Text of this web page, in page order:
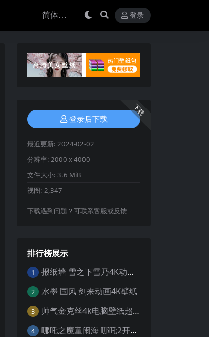
登录
下载
登录后下载
最近更新: 2024-02-02
分辨率: 2000 x 4000
文件大小: 3.6 MiB
视图: 2,347
下载遇到问题？可联系客服或反馈
排行榜展示
1 报纸墙 雪之下雪乃4K动漫壁纸
2 水墨 国风 剑来动画4K壁纸
3 帅气金克丝4k电脑壁纸超清
4 哪吒之魔童闹海 哪吒2开场4K壁纸